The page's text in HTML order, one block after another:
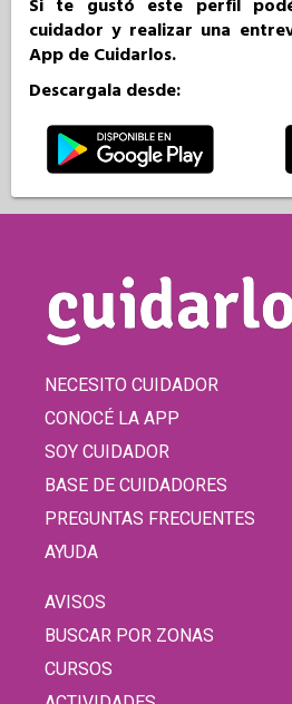
Si te gustó este perfil
cuidador y realizar una
App de Cuidarlos.
Descargala desde:
NECESITO CUIDADOR
CONOCÉ LA APP
SOY CUIDADOR
BASE DE CUIDADORES
PREGUNTAS FRECUENTES
AYUDA
AVISOS
BUSCAR POR ZONAS
CURSOS